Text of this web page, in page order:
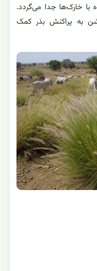
با خارک‌ها جدا می‌گردد.
به پراکنش بذر کمک